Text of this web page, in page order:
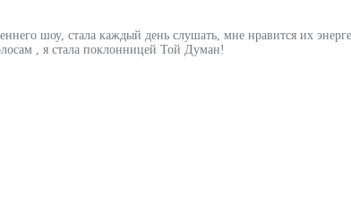
шоу, стала каждый день слушать, мне нравится их
, я стала поклонницей Той Думан!